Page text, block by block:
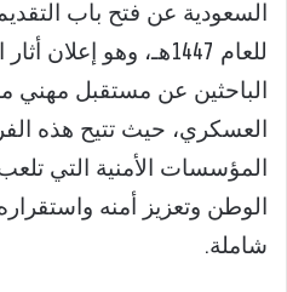
السعودية عن فتح باب
للعام 1447هـ، وهو
الباحثين عن مستقبل مهني
العسكري، حيث تتيح هذه
المؤسسات الأمنية التي
الوطن وتعزيز أمنه
شاملة.